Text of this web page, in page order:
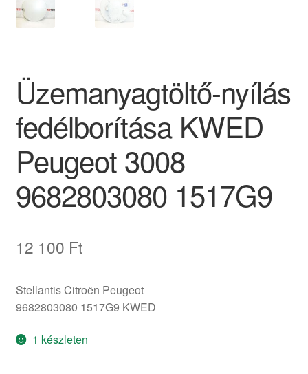
Saját fiókom
Szállítás világszerte
Szekér
Üzemanyagtöltő-nyílás
fedélborítása KWED
Peugeot 3008
9682803080 1517G9
12 100 Ft
Stellantis Citroën Peugeot
9682803080 1517G9 KWED
1 készleten